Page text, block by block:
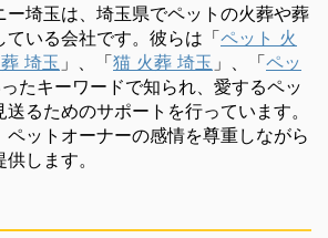
ー埼玉は、埼玉県でペットの火葬や葬
いる会社です。彼らは「ペット 火
埼玉 」、「猫 火葬 埼玉 」、「ペッ
ったキーワードで知られ、愛するペッ
送るためのサポートを行っています。
ットオーナーの感情を尊重しながら
します。